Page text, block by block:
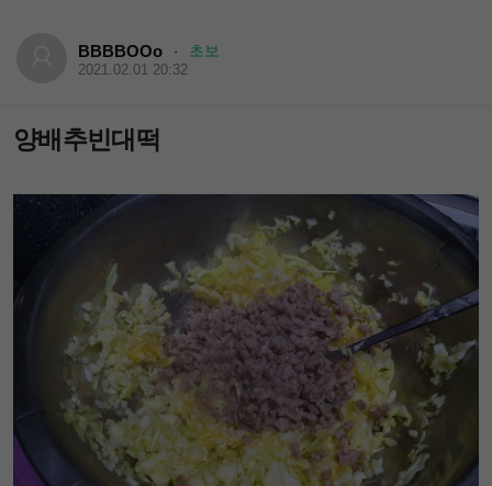
BBBBOOo · 초보
2021.02.01 20:32
양배추빈대떡